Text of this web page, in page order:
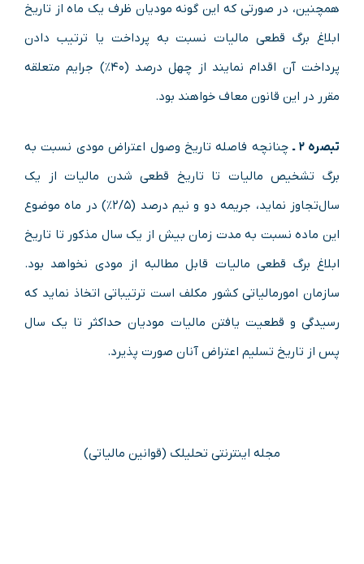
همچنین، در صورتی که این گونه مودیان ظرف یک ماه از تاریخ
‌ابلاغ برگ قطعی مالیات نسبت به پرداخت یا ترتیب دادن
پرداخت‌ آن اقدام نمایند از چهل درصد (۴۰%) جرایم متعلقه
مقرر در این قانون معاف ‌خواهند بود.
تبصره ۲ ـ
چنانچه فاصله تاریخ وصول اعتراض مودی نسبت ‌به
برگ تشخیص مالیات تا تاریخ قطعی شدن مالیات از یک
سال‌تجاوز نماید، جریمه دو و نیم درصد (۲/۵%) در ماه موضوع
این‌ ماده نسبت به مدت زمان بیش از یک سال مذکور تا تاریخ
ابلاغ برگ ‌قطعی مالیات قابل مطالبه از مودی نخواهد بود.
سازمان امورمالیاتی کشور مکلف است ترتیباتی اتخاذ نماید که
رسیدگی و قطعیت یافتن مالیات مودیان حداکثر تا یک سال
پس از تاریخ تسلیم اعتراض آنان صورت پذیرد.
مجله اینترنتی تحلیلک (قوانین مالیاتی)